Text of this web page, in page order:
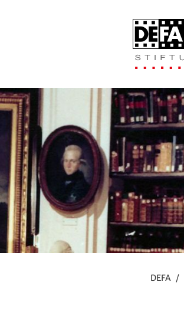
DEFA /